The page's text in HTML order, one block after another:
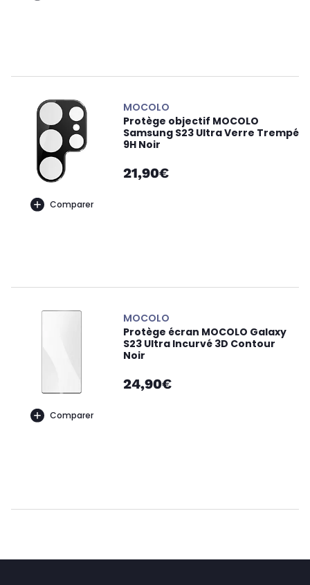
Comparer
MOCOLO
Protège objectif MOCOLO
Samsung S23 Ultra Verre Trempé
9H Noir
21,90€
Comparer
MOCOLO
Protège écran MOCOLO Galaxy
S23 Ultra Incurvé 3D Contour
Noir
24,90€